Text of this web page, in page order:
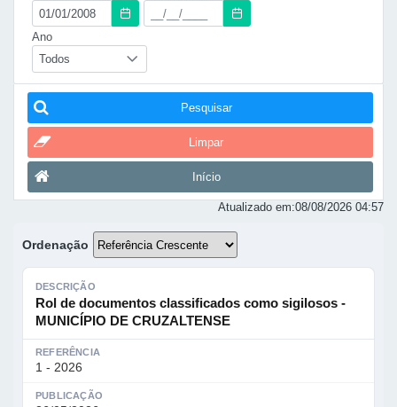
Ano
Todos
Pesquisar
Limpar
Início
Atualizado em:08/08/2026 04:57
Ordenação
DESCRIÇÃO
Rol de documentos classificados como sigilosos -
MUNICÍPIO DE CRUZALTENSE
REFERÊNCIA
1 - 2026
PUBLICAÇÃO